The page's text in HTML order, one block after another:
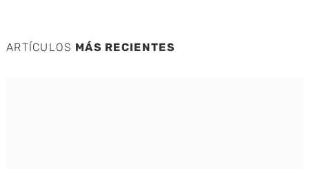
ARTÍCULOS MÁS RECIENTES